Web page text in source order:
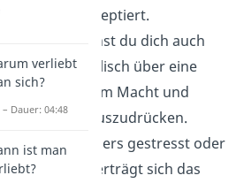
eher akzeptiert.
kannst du dich auch
physikalisch über eine
stellen, um Macht und
auszudrücken.
du besonders gestresst oder
bist, überträgt sich das
verliebt
sich?
– Dauer: 04:48
ist man